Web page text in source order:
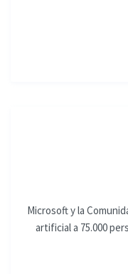
Microsoft y la
artificial a 75.000